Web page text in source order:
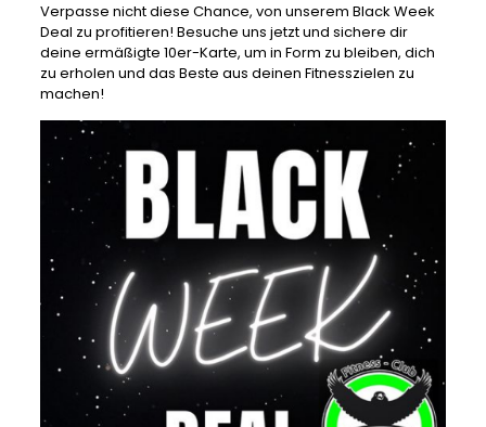
Verpasse nicht diese Chance, von unserem Black Week
Deal zu profitieren! Besuche uns jetzt und sichere dir
deine ermäßigte 10er-Karte, um in Form zu bleiben, dich
zu erholen und das Beste aus deinen Fitnesszielen zu
machen!